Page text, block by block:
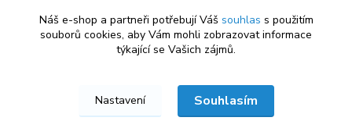
Náš e-shop a partneři potřebují Váš souhlas s použitím
souborů cookies, aby Vám mohli zobrazovat informace
týkající se Vašich zájmů.
Nastavení Souhlasím